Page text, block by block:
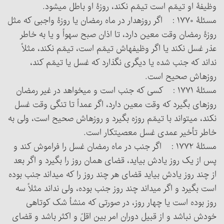
وظیفۀ او تیمّم است تیمّم نکند، روزۀ او باطل می‏شود.
مسئلۀ ۱۷۷۰ : اگر روزه‏دار در ماه رمضان یا روزۀ واجبی که مثل
روزۀ رمضان وقت معین دارد، تا اذان صبح سهواً و یا به خاطر
عذر غسل نکند یا اگر وظیفه‏اش تیمّم است، تیمّم نکند، مثلاً
نداند که جنب شده یا دیگری نگذارد که غسل یا تیمّم کند،
روزه‏اش صحیح است.
مسئلۀ ۱۷۷۱ : کسی که جنب است و می‏خواهد در غیر رمضان
روزه‏ای بگیرد که وقت معین دارد، اگر عمداً تا تنگی وقت غسل
نکند، می‏تواند با تیمّم روزه بگیرد و روزه‏اش صحیح است، ولی به
خاطر تأخیر عمدی غسل معصیت‎کار است.
مسئلۀ ۱۷۷۲ : اگر جنب در ماه رمضان غسل را فراموش کند و
پس از یک روز یادش بیاید، قضای همان روز را بگیرد و اگر بعد
از چند روز یادش بیاید قضای هر چند روز را که می‏داند جنب بوده
است بگیرد و اگر می‏داند چند روز جنب بوده، ولی نداند مثلاً سه
روز بوده است یا چهار روز، در صورتی که منشأ شک کوتاهی
خودش نباشد و از قبیل دوران امر بین اقلّ و اکثر باشد و قضای